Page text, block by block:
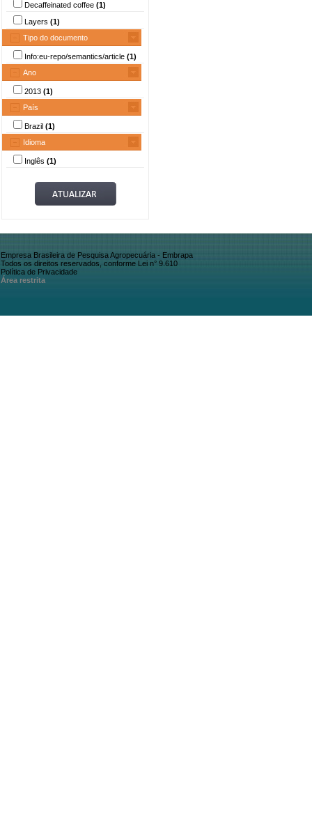
Decaffeinated coffee (1)
Layers (1)
Tipo do documento
Info:eu-repo/semantics/article (1)
Ano
2013 (1)
País
Brazil (1)
Idioma
Inglês (1)
Empresa Brasileira de Pesquisa Agropecuária - Embrapa
Todos os direitos reservados, conforme Lei n° 9.610
Política de Privacidade
Área restrita